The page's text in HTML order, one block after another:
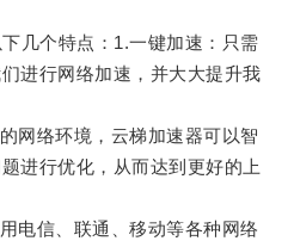
个特点：1.一键加速：只需
进行网络加速，并大大提升我
络环境，云梯加速器可以智
进行优化，从而达到更好的上
信、联通、移动等各种网络